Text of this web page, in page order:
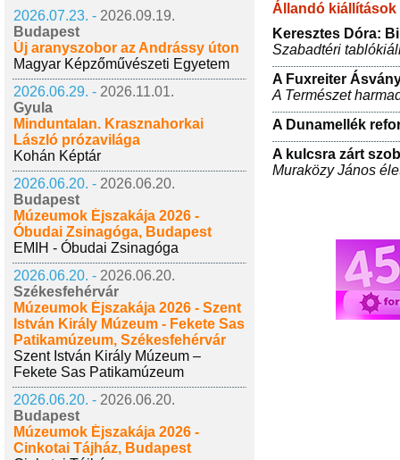
2026.07.23. - 2026.09.19.
Budapest
Új aranyszobor az Andrássy úton
Magyar Képzőművészeti Egyetem
2026.06.29. - 2026.11.01.
Gyula
Minduntalan. Krasznahorkai
László prózavilága
Kohán Képtár
2026.06.20. - 2026.06.20.
Budapest
Múzeumok Éjszakája 2026 -
Óbudai Zsinagóga, Budapest
EMIH - Óbudai Zsinagóga
2026.06.20. - 2026.06.20.
Székesfehérvár
Múzeumok Éjszakája 2026 - Szent
István Király Múzeum - Fekete Sas
Patikamúzeum, Székesfehérvár
Szent István Király Múzeum –
Fekete Sas Patikamúzeum
2026.06.20. - 2026.06.20.
Budapest
Múzeumok Éjszakája 2026 -
Cinkotai Tájház, Budapest
Állandó kiállítások
Keresztes Dóra:
Szabadtéri
A Fuxreiter
A Természet
A Dunamellék
A kulcsra zárt
Muraközy János